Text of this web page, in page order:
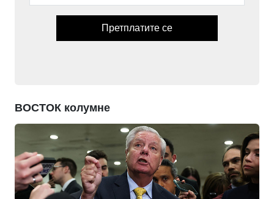
Претплатите се
ВОСТОК колумне